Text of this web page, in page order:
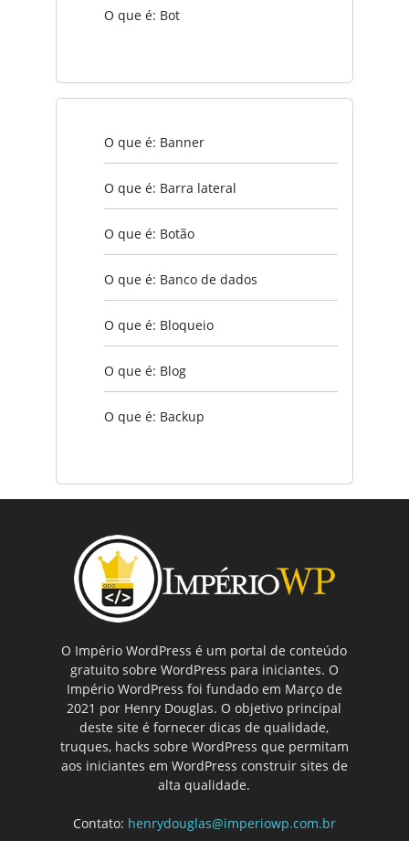
O que é: Bot
O que é: Banner
O que é: Barra lateral
O que é: Botão
O que é: Banco de dados
O que é: Bloqueio
O que é: Blog
O que é: Backup
O Império WordPress é um portal de conteúdo
gratuito sobre WordPress para iniciantes. O
Império WordPress foi fundado em Março de
2021 por Henry Douglas. O objetivo principal
deste site é fornecer dicas de qualidade,
truques, hacks sobre WordPress que permitam
aos iniciantes em WordPress construir sites de
alta qualidade.
Contato: henrydouglas@imperiowp.com.br